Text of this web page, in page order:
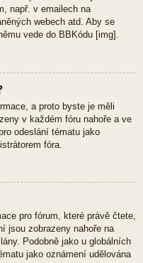
např. v emailech na
webech atd. Aby se
vede do BBKódu [img].
a proto byste je měli
v každém fóru nahoře a ve
odeslání tématu jako
fóra.
pro fórum, které právě čtete,
jsou zobrazeny nahoře na
Podobně jako u globálních
jako oznámení udělována